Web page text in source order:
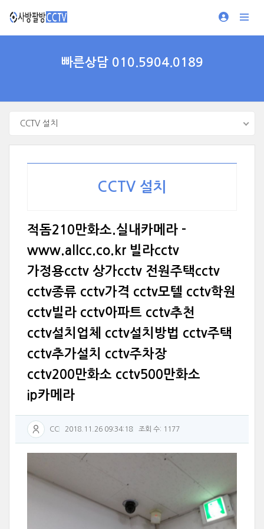
빠른상담 010.5904.0189
CCTV 설치
CCTV 설치
적돔210만화소.실내카메라 -
www.allcc.co.kr 빌라cctv
가정용cctv 상가cctv 전원주택cctv
cctv종류 cctv가격 cctv모텔 cctv학원
cctv빌라 cctv아파트 cctv추천
cctv설치업체 cctv설치방법 cctv주택
cctv추가설치 cctv주차장
cctv200만화소 cctv500만화소
ip카메라
CC 2018.11.26 09:34:18 조회 수: 1177